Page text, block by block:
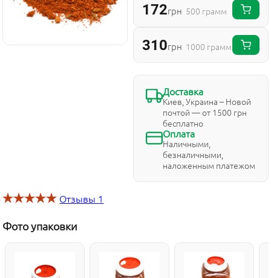
172грн 500 грамм
310грн 1000 грамм
Доставка
Киев, Украина – Новой
почтой — от 1500 грн
бесплатно
Оплата
Наличными,
безналичными,
наложенным платежом
Отзывы 1
Фото упаковки